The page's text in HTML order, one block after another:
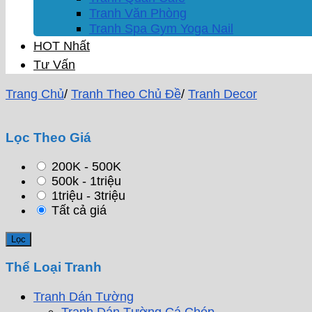
Tranh Văn Phòng
Tranh Spa Gym Yoga Nail
HOT Nhất
Tư Vấn
Trang Chủ/ Tranh Theo Chủ Đề/ Tranh Decor
Lọc Theo Giá
200K - 500K
500k - 1triệu
1triệu - 3triệu
Tất cả giá
Thể Loại Tranh
Tranh Dán Tường